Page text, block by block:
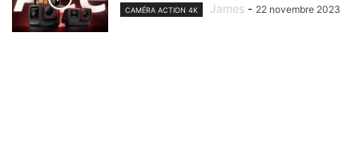
CAMÉRA ACTION 4K James - 22 novembre 2023